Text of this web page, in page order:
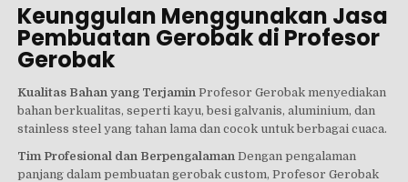
Keunggulan Menggunakan Jasa
Pembuatan Gerobak di Profesor
Gerobak
Kualitas Bahan yang Terjamin Profesor Gerobak menyediakan
bahan berkualitas, seperti kayu, besi galvanis, aluminium, dan
stainless steel yang tahan lama dan cocok untuk berbagai cuaca.
Tim Profesional dan Berpengalaman Dengan pengalaman
panjang dalam pembuatan gerobak custom, Profesor Gerobak